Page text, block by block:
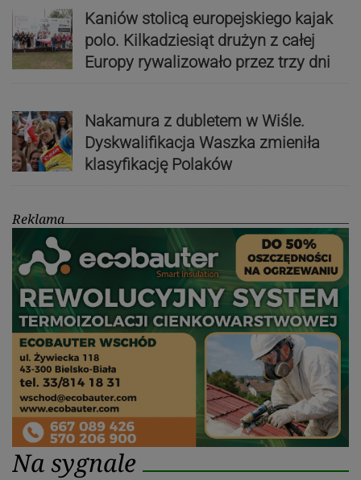
Kaniów stolicą europejskiego kajak
polo. Kilkadziesiąt drużyn z całej
Europy rywalizowało przez trzy dni
Nakamura z dubletem w Wiśle.
Dyskwalifikacja Waszka zmieniła
klasyfikację Polaków
Reklama
Na sygnale